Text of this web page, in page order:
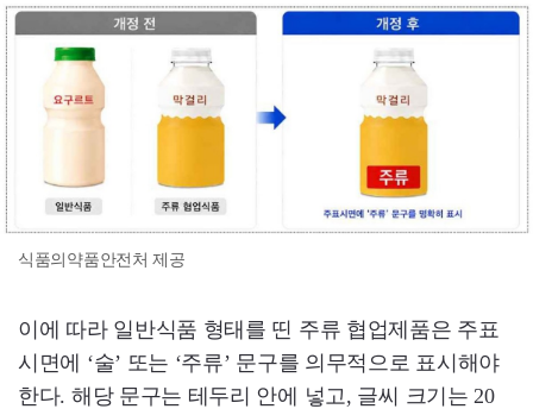
식품의약품안전처 제공
이에 따라 일반식품 형태를 띤 주류 협업제품은 주표
시면에 ‘술’ 또는 ‘주류’ 문구를 의무적으로 표시해야
한다. 해당 문구는 테두리 안에 넣고, 글씨 크기는 20